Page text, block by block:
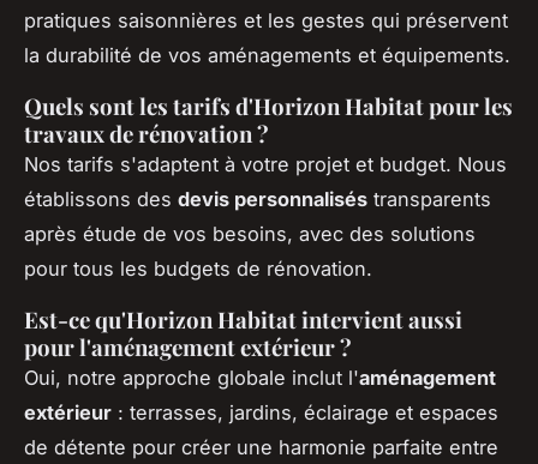
pratiques saisonnières et les gestes qui préservent
la durabilité de vos aménagements et équipements.
Quels sont les tarifs d'Horizon Habitat pour les
travaux de rénovation ?
Nos tarifs s'adaptent à votre projet et budget. Nous
établissons des devis personnalisés transparents
après étude de vos besoins, avec des solutions
pour tous les budgets de rénovation.
Est-ce qu'Horizon Habitat intervient aussi
pour l'aménagement extérieur ?
Oui, notre approche globale inclut l'aménagement
extérieur : terrasses, jardins, éclairage et espaces
de détente pour créer une harmonie parfaite entre